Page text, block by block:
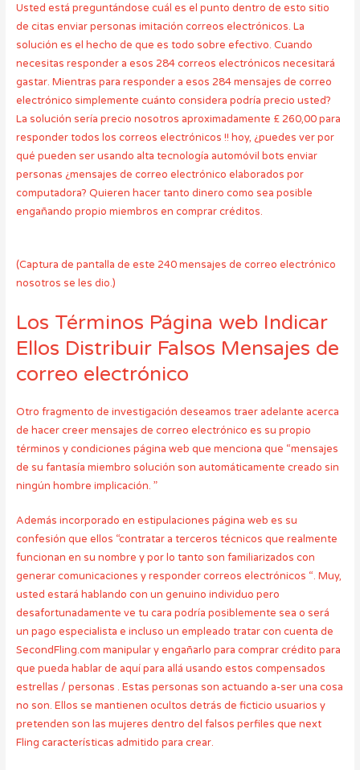
Usted está preguntándose cuál es el punto dentro de esto sitio
de citas enviar personas imitación correos electrónicos. La
solución es el hecho de que es todo sobre efectivo. Cuando
necesitas responder a esos 284 correos electrónicos necesitará
gastar. Mientras para responder a esos 284 mensajes de correo
electrónico simplemente cuánto considera podría precio usted?
La solución sería precio nosotros aproximadamente £ 260,00 para
responder todos los correos electrónicos !! hoy, ¿puedes ver por
qué pueden ser usando alta tecnología automóvil bots enviar
personas ¿mensajes de correo electrónico elaborados por
computadora? Quieren hacer tanto dinero como sea posible
engañando propio miembros en comprar créditos.
(Captura de pantalla de este 240 mensajes de correo electrónico
nosotros se les dio.)
Los Términos Página web Indicar
Ellos Distribuir Falsos Mensajes de
correo electrónico
Otro fragmento de investigación deseamos traer adelante acerca
de hacer creer mensajes de correo electrónico es su propio
términos y condiciones página web que menciona que “mensajes
de su fantasía miembro solución son automáticamente creado sin
ningún hombre implicación. ”
Además incorporado en estipulaciones página web es su
confesión que ellos “contratar a terceros técnicos que realmente
funcionan en su nombre y por lo tanto son familiarizados con
generar comunicaciones y responder correos electrónicos “. Muy,
usted estará hablando con un genuino individuo pero
desafortunadamente ve tu cara podría posiblemente sea o será
un pago especialista e incluso un empleado tratar con cuenta de
SecondFling.com manipular y engañarlo para comprar crédito para
que pueda hablar de aquí para allá usando estos compensados ​​
estrellas / personas . Estas personas son actuando a-ser una cosa
no son. Ellos se mantienen ocultos detrás de ficticio usuarios y
pretenden son las mujeres dentro del falsos perfiles que next
Fling características admitido para crear.